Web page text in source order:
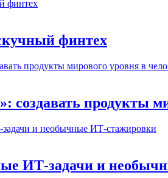
финтех
создавать продукты
ИТ‑задачи и